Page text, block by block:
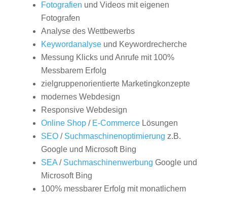
Fotografien und Videos mit eigenen
Fotografen
Analyse des Wettbewerbs
Keywordanalyseund Keywordrecherche
Messung Klicks und Anrufe mit 100%
Messbarem Erfolg
zielgruppenorientierte Marketingkonzepte
modernes Webdesign
Responsive Webdesign
Online Shop/ E-CommerceLösungen
SEO/ Suchmaschinenoptimierung z.B.
Google und Microsoft Bing
SEA/ Suchmaschinenwerbung Google und
Microsoft Bing
100% messbarer Erfolg mit monatlichem